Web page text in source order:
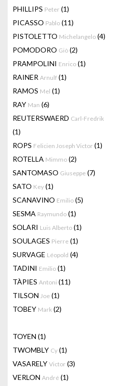
PHILLIPS Peter (1)
PICASSO Pablo (11)
PISTOLETTO Michelangelo (4)
POMODORO Giò (2)
PRAMPOLINI Enrico (1)
RAINER Arnulf (1)
RAMOS Mel (1)
RAY Man (6)
REUTERSWAERD Carl-Fredrik
(1)
ROPS Felicien Joseph Victor (1)
ROTELLA Mimmo (2)
SANTOMASO Giuseppe (7)
SATO Key (1)
SCANAVINO Emilio (5)
SESMA Raymundo (1)
SOLARI Luis Alberto (1)
SOULAGES Pierre (1)
SURVAGE Léopold (4)
TADINI Emilio (1)
TÀPIES Antoni (11)
TILSON Joe (1)
TOBEY Mark (2)
TOYEN (1)
TWOMBLY Cy (1)
VASARELY Victor (3)
VERLON André (1)